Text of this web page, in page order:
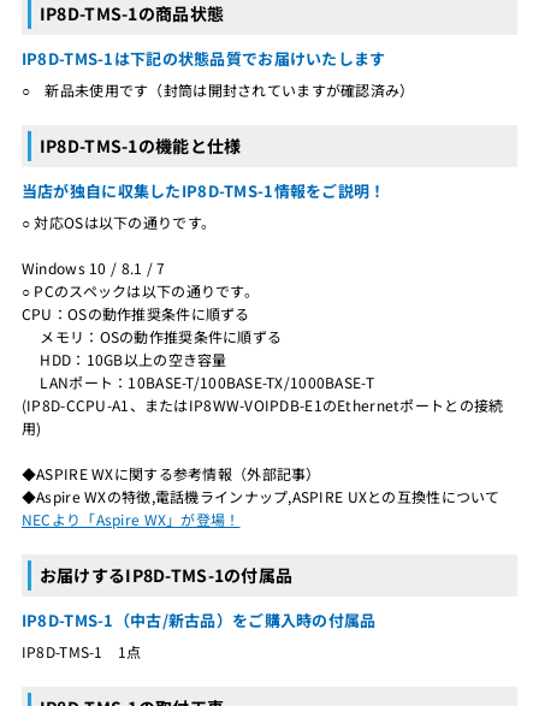
IP8D-TMS-1の商品状態
IP8D-TMS-1は下記の状態品質でお届けいたします
○ 新品未使用です（封筒は開封されていますが確認済み）
IP8D-TMS-1の機能と仕様
当店が独自に収集したIP8D-TMS-1情報をご説明！
○ 対応OSは以下の通りです。
Windows 10 / 8.1 / 7
○ PCのスペックは以下の通りです。
CPU：OSの動作推奨条件に順ずる
メモリ：OSの動作推奨条件に順ずる
HDD：10GB以上の空き容量
LANポート：10BASE-T/100BASE-TX/1000BASE-T
(IP8D-CCPU-A1、またはIP8WW-VOIPDB-E1のEthernetポートとの接続
用)
◆ASPIRE WXに関する参考情報（外部記事）
◆Aspire WXの特徴,電話機ラインナップ,ASPIRE UXとの互換性について
NECより「Aspire WX」が登場！
お届けするIP8D-TMS-1の付属品
IP8D-TMS-1（中古/新古品）をご購入時の付属品
IP8D-TMS-1 1点